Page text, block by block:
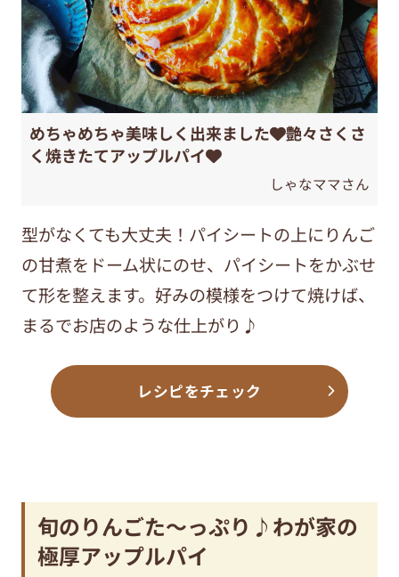
めちゃめちゃ美味しく出来ました❤️艶々さくさ
く焼きたてアップルパイ❤️
しゃなママさん
型がなくても大丈夫！パイシートの上にりんご
の甘煮をドーム状にのせ、パイシートをかぶせ
て形を整えます。好みの模様をつけて焼けば、
まるでお店のような仕上がり♪
レシピをチェック
旬のりんごた～っぷり♪わが家の
極厚アップルパイ